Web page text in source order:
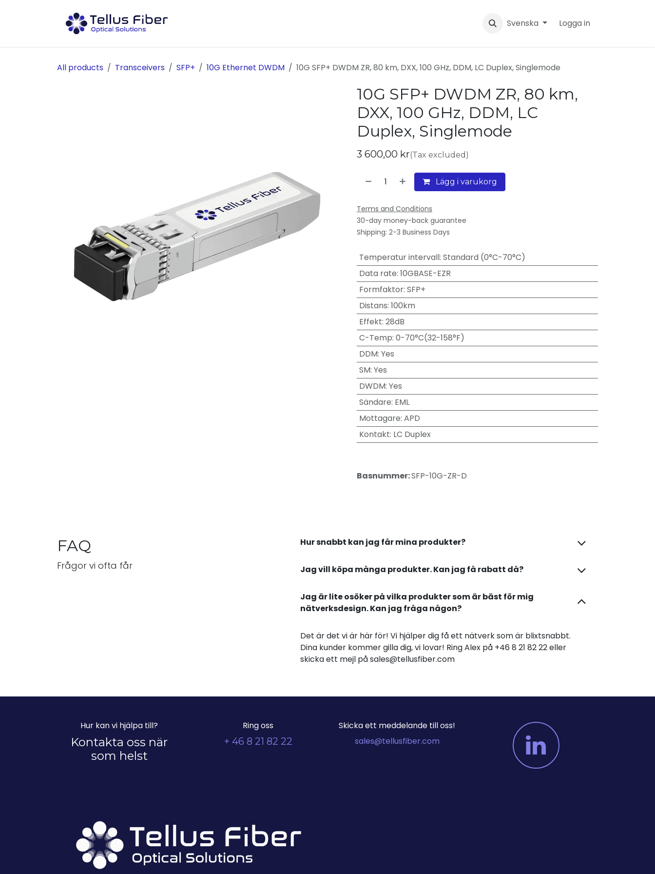
Svenska Logga in
All products Transceivers SFP+ 10G Ethernet DWDM 10G SFP+ DWDM ZR, 80 km, DXX, 100 GHz, DDM, LC Duplex, Singlemode
10G SFP+ DWDM ZR, 80 km,
DXX, 100 GHz, DDM, LC
Duplex, Singlemode
3 600,00 kr(Tax excluded)
Lägg i varukorg
Terms and Conditions
30-day money-back guarantee
Shipping: 2-3 Business Days
Temperatur intervall: Standard (0°C-70°C)
Data rate: 10GBASE-EZR
Formfaktor: SFP+
Distans: 100km
Effekt: 28dB
C-Temp: 0-70°C(32-158°F)
DDM: Yes
SM: Yes
DWDM: Yes
Sändare: EML
Mottagare: APD
Kontakt: LC Duplex
Basnummer:SFP-10G-ZR-D
FAQ
Frågor vi ofta får
Hur snabbt kan jag får mina produkter?
Jag vill köpa många produkter. Kan jag få rabatt då?
Jag är lite osöker på vilka produkter som är bäst för mig
nätverksdesign. Kan jag fråga någon?
Det är det vi är här för! Vi hjälper dig få ett nätverk som är blixtsnabbt.
Dina kunder kommer gilla dig, vi lovar! Ring Alex på +46 8 21 82 22 eller
skicka ett mejl på sales@tellusfiber.com
Hur kan vi hjälpa till?
Kontakta oss när
som helst
Ring oss
+ 46 8 21 82 22
Skicka ett meddelande till oss!
sales@tellusfiber.com